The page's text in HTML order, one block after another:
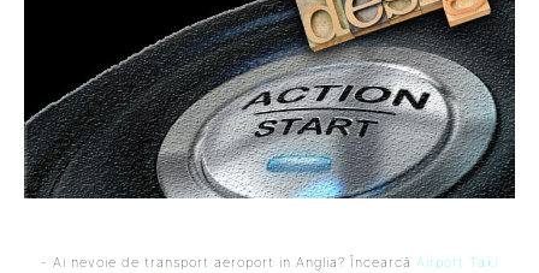
- Ai nevoie de transport aeroport in Anglia? Încearcă Airport Taxi